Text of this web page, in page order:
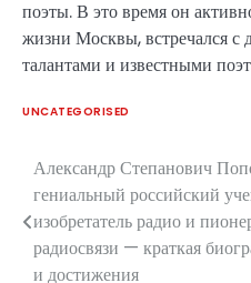
поэты. В это время он
жизни Москвы, встречался
талантами и известными
UNCATEGORISED
Навигация
по
записям
Александр Степанович
гениальный российский
изобретатель радио и
радиосвязи — краткая
и достижения